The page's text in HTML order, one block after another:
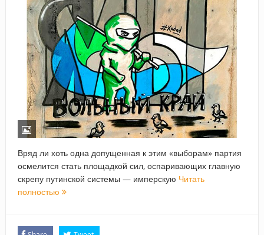
Вряд ли хоть одна допущенная к этим «выборам» партия
осмелится стать площадкой сил, оспаривающих главную
скрепу путинской системы — имперскую Читать
полностью